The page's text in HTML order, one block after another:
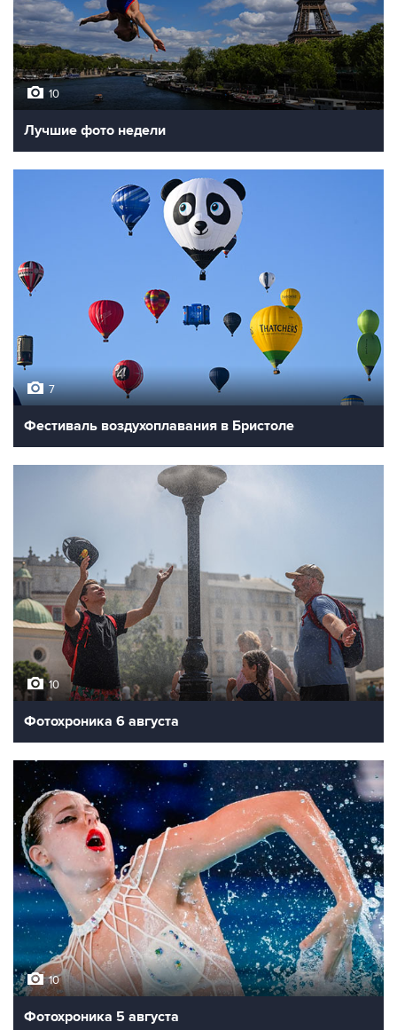
10
Лучшие фото недели
7
Фестиваль воздухоплавания в Бристоле
10
Фотохроника 6 августа
10
Фотохроника 5 августа